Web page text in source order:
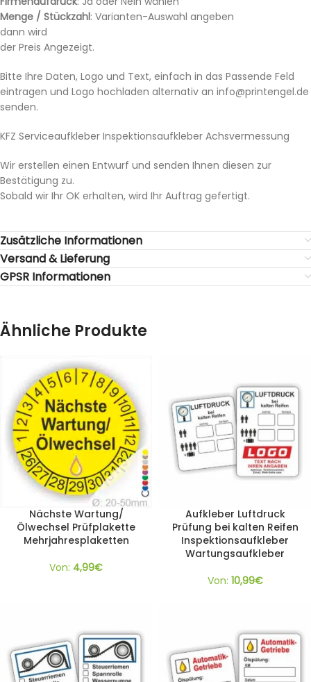
Menge / Stückzahl: Varianten-Auswahl angeben
dann wird
der Preis Angezeigt.
Bitte Ihre Daten, Logo und Text, einfach in das Passende Feld
eintragen und Logo hochladen alternativ an info@printengel.de
senden.
KFZ Serviceaufkleber Inspektionsaufkleber Achsvermessung
Wir erstellen einen Entwurf und senden Ihnen diesen zur
Bestätigung zu.
Sobald wir Ihr OK erhalten, wird Ihr Auftrag gefertigt.
Zusätzliche Informationen
Versand & Lieferung
GPSR Informationen
Ähnliche Produkte
Nächste Wartung/
Ölwechsel Prüfplakette
Mehrjahresplaketten
Von: 4,99€
Aufkleber Luftdruck
Prüfung bei kalten Reifen
Inspektionsaufkleber
Wartungsaufkleber
Von: 10,99€